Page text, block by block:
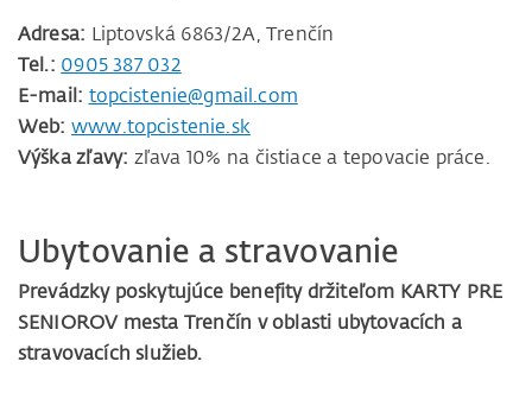
Adresa: Liptovská 6863/2A, Trenčín
Tel.: 0905 387 032
E-mail: topcistenie@gmail.com
Web: www.topcistenie.sk
Výška zľavy: zľava 10% na čistiace a tepovacie práce.
Ubytovanie a stravovanie
Prevádzky poskytujúce benefity držiteľom KARTY PRE
SENIOROV mesta Trenčín v oblasti ubytovacích a
stravovacích služieb.